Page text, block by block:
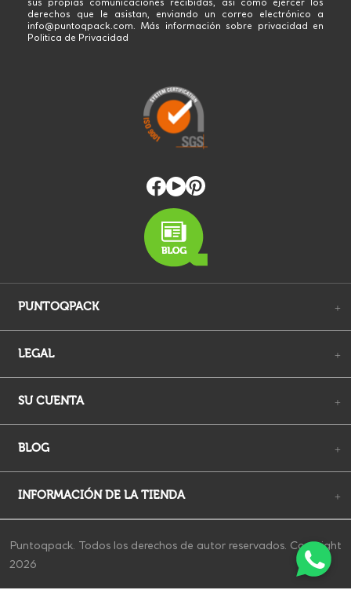
derechos que le asistan, enviando un correo electrónico a
info@puntoqpack.com. Más información sobre privacidad en
Politica de Privacidad
PUNTOQPACK +
LEGAL +
SU CUENTA +
BLOG +
INFORMACIÓN DE LA TIENDA +
Puntoqpack. Todos los derechos de autor reservados. Copyright
2026